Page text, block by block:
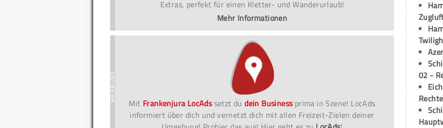
Extras, perfekt für einen Kletter- und Wanderurlaub!
Mehr Informationen
Mit Frankenjura LocAdssetzt dudein Businessprima in Szene! LocAds
informiert über dich und vernetzt dich mit allen Freizeit-Zielen deiner
02 -